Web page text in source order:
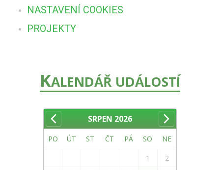
NASTAVENÍ COOKIES
PROJEKTY
KALENDÁŘ UDÁLOSTÍ
SRPEN 2026
PO ÚT ST ČT PÁ SO NE
1
2